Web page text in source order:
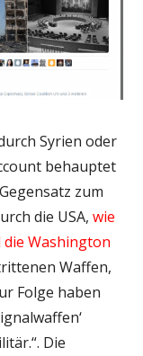
Syrien oder
behauptet
zum
die USA, wie
Washington
Waffen,
Folge haben
Die